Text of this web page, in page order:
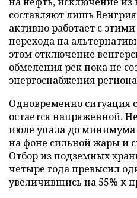
составляют лишь
активно работает с
перехода на
этом отключение
обмеления рек пока не
энергоснабжения
Одновременно ситуация
остается напряженной.
июле упала до минимума
на фоне сильной жары и
Отбор из подземных
четыре года превысил
увеличившись на 55% к